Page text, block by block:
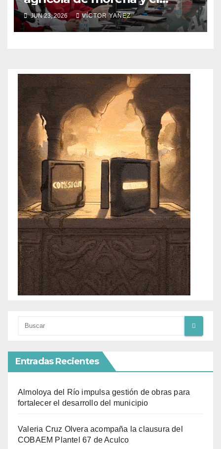
abandono al campo
mexicano
JUN 23, 2026 VÍCTOR YAÑEZ
Entradas Recientes
Almoloya del Río impulsa gestión de obras para
fortalecer el desarrollo del municipio
Valeria Cruz Olvera acompaña la clausura del
COBAEM Plantel 67 de Aculco